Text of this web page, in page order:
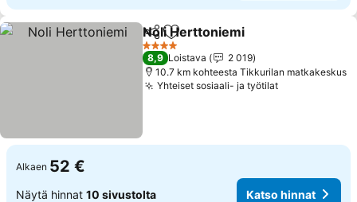
Jaa Lisää suosikkeihin
Noli Herttoniemi
4 Tähtiluokitus
8,9 Loistava
2 019
10.7 km kohteesta Tikkurilan matkakeskus
Yhteiset sosiaali- ja työtilat
Alkaen 52 €
Näytä hinnat 10 sivustolta Katso hinnat